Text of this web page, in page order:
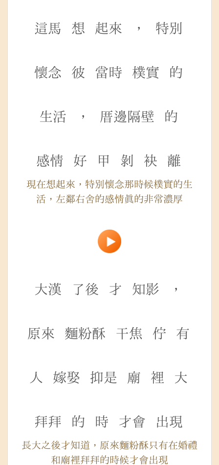
這馬 想 起來 ， 特別
懷念 彼 當時 樸實 的
生活 ， 厝邊隔壁 的
感情 好 甲 剝 袂 離
現在想起來，特別懷念那時候樸實的生
活，左鄰右舍的感情真的非常濃厚
大漢 了後 才 知影 ，
原來 麵粉酥 干焦 佇 有
人 嫁娶 抑是 廟 裡 大
拜拜 的 時 才會 出現
長大之後才知道，原來麵粉酥只有在婚禮
和廟裡拜拜的時候才會出現